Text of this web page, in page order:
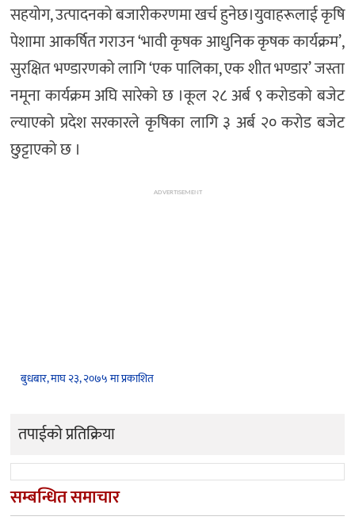
सहयोग, उत्पादनको बजारीकरणमा खर्च हुनेछ।युवाहरूलाई कृषि
पेशामा आकर्षित गराउन ‘भावी कृषक आधुनिक कृषक कार्यक्रम’,
सुरक्षित भण्डारणको लागि ‘एक पालिका, एक शीत भण्डार’ जस्ता
नमूना कार्यक्रम अघि सारेको छ ।कूल २८ अर्ब ९ करोडको बजेट
ल्याएको प्रदेश सरकारले कृषिका लागि ३ अर्ब २० करोड बजेट
छुट्टाएको छ ।
ADVERTISEMENT
बुधबार, माघ २३, २०७५ मा प्रकाशित
तपाईको प्रतिक्रिया
सम्बन्धित समाचार